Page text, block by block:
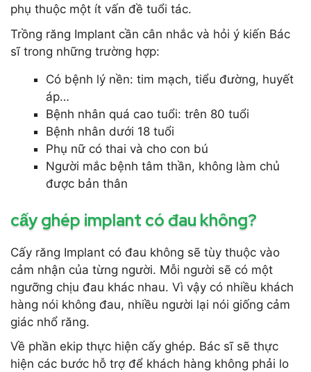
phụ thuộc một ít vấn đề tuổi tác.
Trồng răng Implant cần cân nhắc và hỏi ý kiến Bác
sĩ trong những trường hợp:
Có bệnh lý nền: tim mạch, tiểu đường, huyết
áp…
Bệnh nhân quá cao tuổi: trên 80 tuổi
Bệnh nhân dưới 18 tuổi
Phụ nữ có thai và cho con bú
Người mắc bệnh tâm thần, không làm chủ
được bản thân
cấy ghép implant có đau không?
Cấy răng Implant có đau không sẽ tùy thuộc vào
cảm nhận của từng người. Mỗi người sẽ có một
ngưỡng chịu đau khác nhau. Vì vậy có nhiều khách
hàng nói không đau, nhiều người lại nói giống cảm
giác nhổ răng.
Về phần ekip thực hiện cấy ghép. Bác sĩ sẽ thực
hiện các bước hỗ trợ để khách hàng không phải lo